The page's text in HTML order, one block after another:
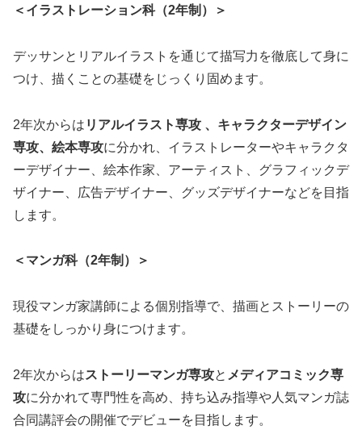
＜イラストレーション科（2年制）＞
デッサンとリアルイラストを通じて描写力を徹底して身に
つけ、描くことの基礎をじっくり固めます。
2年次からは リアルイラスト専攻 、キャラクターデザイン
専攻、絵本専攻に分かれ、イラストレーターやキャラクタ
ーデザイナー、絵本作家、アーティスト、グラフィックデ
ザイナー、広告デザイナー、グッズデザイナーなどを目指
します。
＜マンガ科（2年制）＞
現役マンガ家講師による個別指導で、描画とストーリーの
基礎をしっかり身につけます。
2年次からはストーリーマンガ専攻と メディアコミック専
攻に分かれて専門性を高め、持ち込み指導や人気マンガ誌
合同講評会の開催でデビューを目指します。